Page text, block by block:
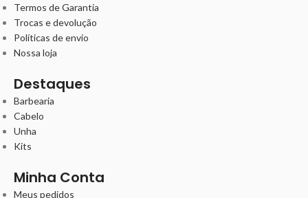
Termos de Garantia
Trocas e devolução
Políticas de envio
Nossa loja
Destaques
Barbearia
Cabelo
Unha
Kits
Minha Conta
Meus pedidos